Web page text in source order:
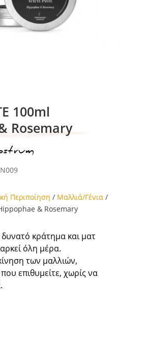
100ml
Rosemary
Περιποίηση / Μαλλιά/Γένια /
& Rosemary
κράτημα και ματ
όλη μέρα.
των μαλλιών,
επιθυμείτε, χωρίς να